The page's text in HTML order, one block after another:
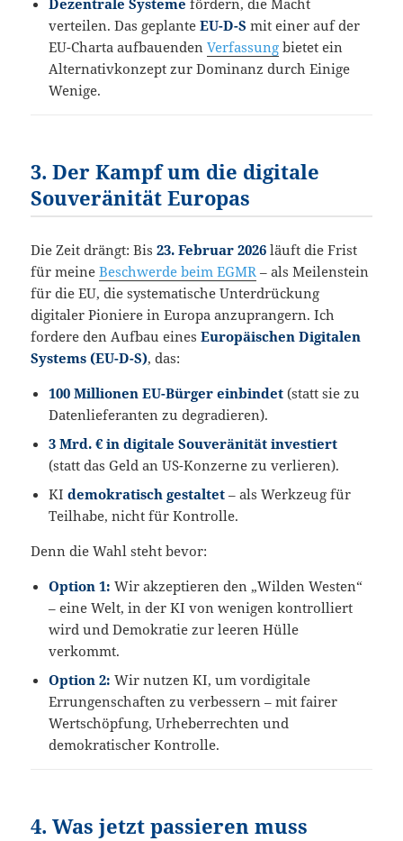
Dezentrale Systeme fördern, die Macht
verteilen. Das geplanteEU-D-S mit einer auf der
EU-Charta aufbauendenVerfassung bietet ein
Alternativkonzept zur Dominanz durch Einige
Wenige.
3. Der Kampf um die digitale
Souveränität Europas
Die Zeit drängt: Bis23. Februar 2026 läuft die Frist
für meineBeschwerde beim EGMR – als Meilenstein
für die EU, die systematische Unterdrückung
digitaler Pioniere in Europa anzuprangern. Ich
fordere den Aufbau einesEuropäischen Digitalen
Systems (EU-D-S), das:
100 Millionen EU-Bürger einbindet (statt sie zu
Datenlieferanten zu degradieren).
3 Mrd. € in digitale Souveränität investiert
(statt das Geld an US-Konzerne zu verlieren).
KIdemokratisch gestaltet – als Werkzeug für
Teilhabe, nicht für Kontrolle.
Denn die Wahl steht bevor:
Option 1: Wir akzeptieren den „Wilden Westen“
– eine Welt, in der KI von wenigen kontrolliert
wird und Demokratie zur leeren Hülle
verkommt.
Option 2: Wir nutzen KI, um vordigitale
Errungenschaften zu verbessern – mit fairer
Wertschöpfung, Urheberrechten und
demokratischer Kontrolle.
4. Was jetzt passieren muss